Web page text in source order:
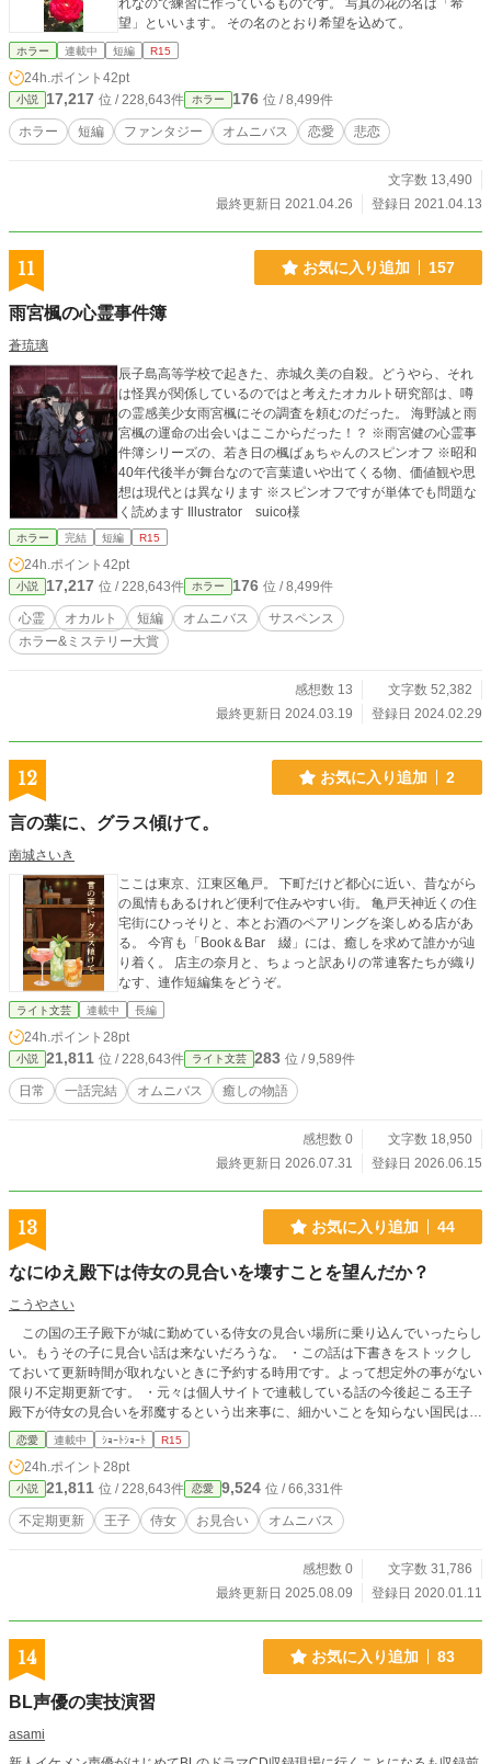
る・こたろう） × 羽白晴臣（はじろ・はるおみ） 獣人×普通
青年 10.『刑事と闇医者、傷だらけの恋を縫い合わせる』 黒
崎凱（くろさき・がい） × 白石汐音（しらいし・しおん） 刑
校正 ・シリーズ被り調整 ・タイトル/名前/タグ案 ◾️その他 ・#
1/#2は全年齢対象。#3のみR15相当。
れなので練習に作っているものです。 写真の花の名は「希
望」といいます。 その名のとおり希望を込めて。
ホラー 連載中 短編 R15
24h.ポイント 42pt
小説 17,217 位 / 228,643件 ホラー 176 位 / 8,499件
ホラー 短編 ファンタジー オムニバス 恋愛 悲恋
文字数 13,490
最終更新日 2021.04.26
登録日 2021.04.13
11 お気に入り追加 157
雨宮楓の心霊事件簿
蒼琉璃
辰子島高等学校で起きた、赤城久美の自殺。どうやら、それ
は怪異が関係しているのではと考えたオカルト研究部は、噂
の霊感美少女雨宮楓にその調査を頼むのだった。 海野誠と雨
宮楓の運命の出会いはここからだった！？ ※雨宮健の心霊事
件簿シリーズの、若き日の楓ばぁちゃんのスピンオフ ※昭和
40年代後半が舞台なので言葉遣いや出てくる物、価値観や思
想は現代とは異なります ※スピンオフですが単体でも問題な
く読めます Illustrator suico様
ホラー 完結 短編 R15
24h.ポイント 42pt
小説 17,217 位 / 228,643件 ホラー 176 位 / 8,499件
心霊 オカルト 短編 オムニバス
サスペンス
ホラー&ミステリー大賞
感想数 13
文字数 52,382
最終更新日 2024.03.19
登録日 2024.02.29
12 お気に入り追加 2
言の葉に、グラス傾けて。
南城さいき
ここは東京、江東区亀戸。 下町だけど都心に近い、昔ながら
の風情もあるけれど便利で住みやすい街。 亀戸天神近くの住
宅街にひっそりと、本とお酒のペアリングを楽しめる店があ
る。 今宵も「Book＆Bar 綴」には、癒しを求めて誰かが辿
り着く。 店主の奈月と、ちょっと訳ありの常連客たちが織り
なす、連作短編集をどうぞ。
ライト文芸 連載中 長編
24h.ポイント 28pt
小説 21,811 位 / 228,643件 ライト文芸 283 位 / 9,589件
日常 一話完結 オムニバス 癒しの物語
感想数 0
文字数 18,950
最終更新日 2026.07.31
登録日 2026.06.15
13 お気に入り追加 44
なにゆえ殿下は侍女の見合いを壊すことを望んだか？
こうやさい
この国の王子殿下が城に勤めている侍女の見合い場所に乗り込んでいったらし
い。もうその子に見合い話は来ないだろうな。 ・この話は下書きをストックし
ておいて更新時間が取れないときに予約する時用です。よって想定外の事がない
限り不定期更新です。 ・元々は個人サイトで連載している話の今後起こる王子
殿下が侍女の見合いを邪魔するという出来事に、細かいことを知らない国民はど
んな想像をするかという想定で書かれた代物です。第三者の想像なので見合いを
邪魔すること以外の展開および細かな舞台設定、登場人物の性格等はバラバラで
すが、作者は一人で本編があるので似通ります。 ・尻切れトンボはいつもの事
ですが、今回本来はその後に関係者がコメントしてそれがオチというパターンな
ので、特に多く感じる可能性があります。 ・その性質上単品では分からない部
分もいつも以上に出てくるかと思いますので、最低限の説明を最初に入れておき
回は受付有りにしておきますのでご質問下さい。ただし「本編のネタバレになる
から言えません」「そんな事考えてませんでした」「そういうものだと納得して
い。いろんな意味できつくなったら受付は中止させていただきます。 ・独自性
の強い一部単語は置き換えられています。 ・基本本編優先なのであまりにも需
要がない場合（ペースの関係上今回はお気に入り数で判断します。……どれくら
いが妥当だろう？ 前回適当すぎたからなぁ）本編の方で使える可能性がある以
上追加はやめますし、本編の進み具合によっては一部および全体を予告なく非公
恋愛 連載中 ｼｮｰﾄｼｮｰﾄ R15
24h.ポイント 28pt
小説 21,811 位 / 228,643件 恋愛 9,524 位 / 66,331件
不定期更新 王子 侍女 お見合い オムニバス
感想数 0
文字数 31,786
最終更新日 2025.08.09
登録日 2020.01.11
14 お気に入り追加 83
BL声優の実技演習
asami